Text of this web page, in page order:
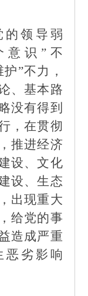
的领导弱
意识”不
”不力，
、基本路
没有得到
，在贯彻
推进经济
设、文化
设、生态
出现重大
给党的事
造成严重
恶劣影响